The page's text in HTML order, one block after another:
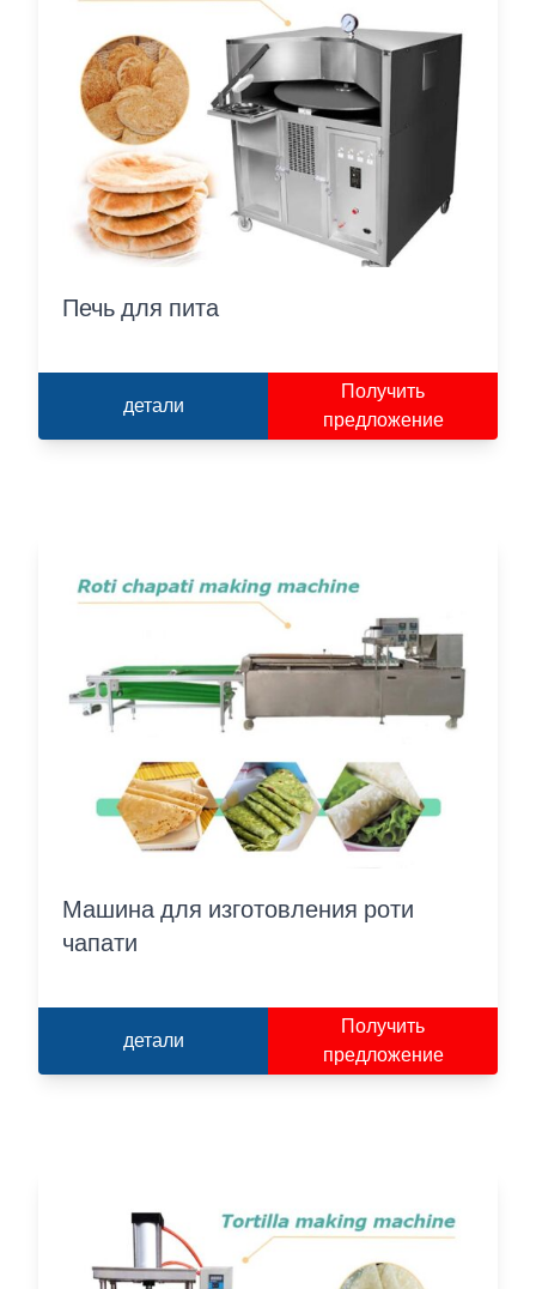
Печь для пита
детали
Получить
предложение
Машина для изготовления роти
чапати
детали
Получить
предложение